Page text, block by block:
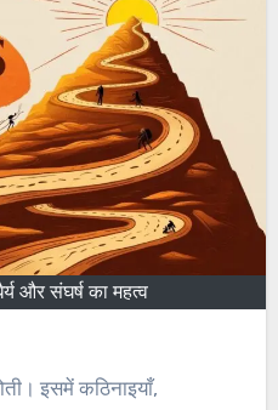
और संघर्ष का महत्व
इसमें कठिनाइयाँ,